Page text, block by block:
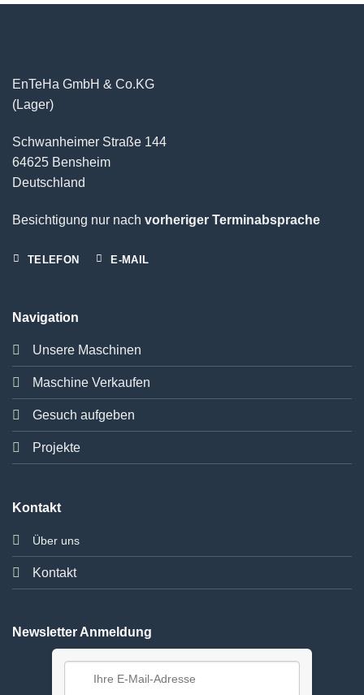
EnTeHa GmbH & Co.KG
(Lager)
Schwanheimer Straße 144
64625 Bensheim
Deutschland
Besichtigung nur nach vorheriger Terminabsprache
TELEFON E-MAIL
Navigation
Unsere Maschinen
Maschine Verkaufen
Gesuch aufgeben
Projekte
Kontakt
Über uns
Kontakt
Newsletter Anmeldung